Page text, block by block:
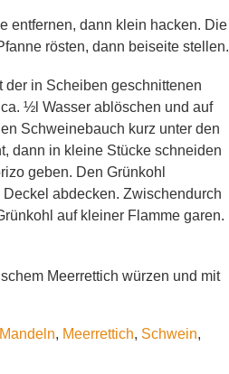
entfernen, dann klein hacken. Die
rösten, dann beiseite stellen.
in Scheiben geschnittenen
½l Wasser ablöschen und auf
Schweinebauch kurz unter den
dann in kleine Stücke schneiden
geben. Den Grünkohl
abdecken. Zwischendurch
auf kleiner Flamme garen.
Meerrettich würzen und mit
Mandeln, Meerrettich, Schwein,